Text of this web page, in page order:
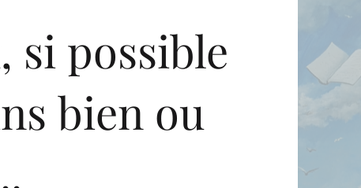
si possible
bien ou